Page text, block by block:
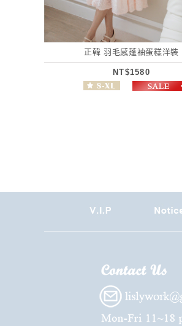
正韓 羽毛感蓬袖蛋糕洋裝
NT$1580